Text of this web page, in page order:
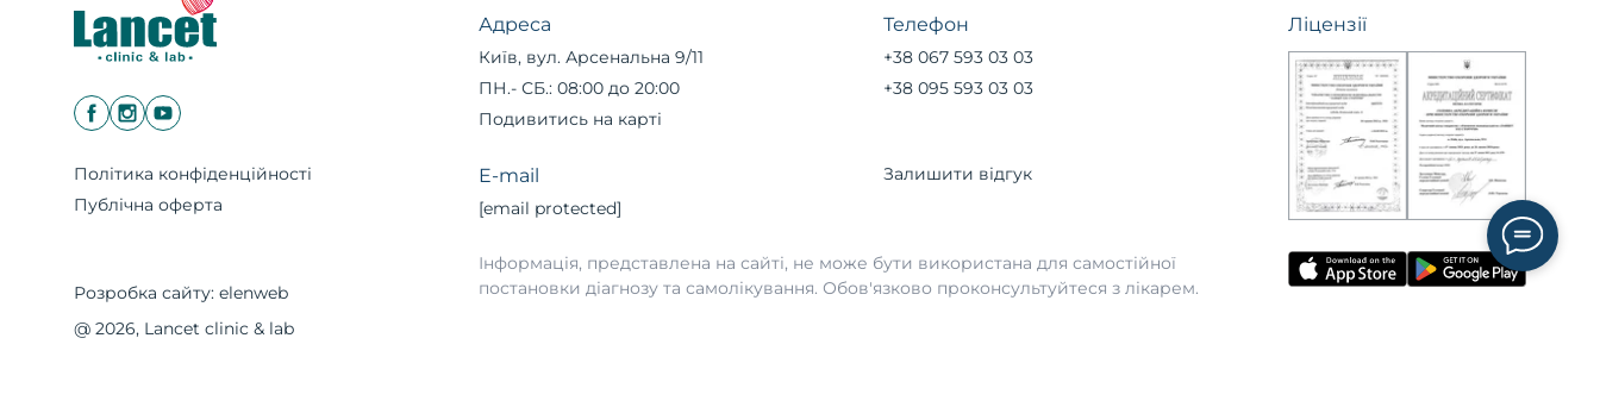
Адреса
Київ, вул. Арсенальна 9/11
ПН.- СБ.: 08:00 до 20:00
Подивитись на карті
Телефон
+38 067 593 03 03
+38 095 593 03 03
E-mail
[email protected]
Залишити відгук
Ліцензії
Політика конфіденційності
Публічна оферта
Розробка сайту: elenweb
@ 2026, Lancet clinic & lab
Інформація, представлена на сайті, не може бути використана для самостійної
постановки діагнозу та самолікування. Обов'язково проконсультуйтеся з лікарем.